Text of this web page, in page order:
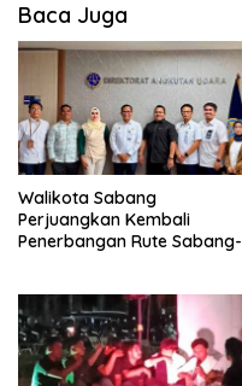
Baca Juga
Walikota Sabang
Perjuangkan Kembali
Penerbangan Rute Sabang-